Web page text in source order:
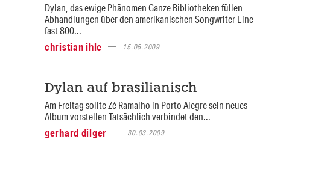
Dylan, das ewige Phänomen Ganze Bibliotheken füllen
Abhandlungen über den amerikanischen Songwriter Eine
fast 800...
christian ihle
15.05.2009
Dylan auf brasilianisch
Am Freitag sollte Zé Ramalho in Porto Alegre sein neues
Album vorstellen Tatsächlich verbindet den...
gerhard dilger
30.03.2009